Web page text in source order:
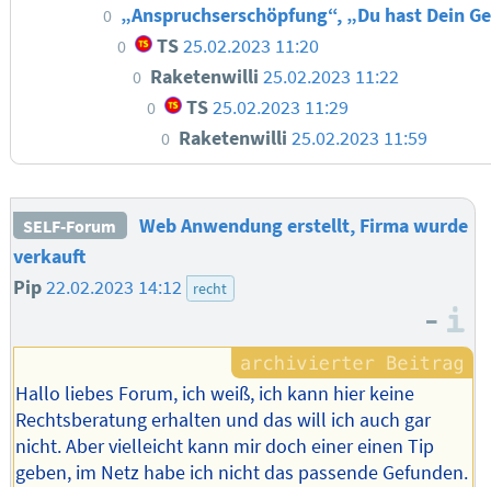
0 „Anspruchserschöpfung“, „Du hast Dein
0 TS25.02.2023 11:20
0 Raketenwilli 25.02.2023 11:22
0 TS 25.02.2023 11:29
0 Raketenwilli 25.02.2023 11:59
SELF-Forum
Web Anwendung erstellt, Firma wurde
verkauft
Pip22.02.2023 14:12 recht
–
Hallo liebes Forum, ich weiß, ich kann hier keine
Rechtsberatung erhalten und das will ich auch gar
nicht. Aber vielleicht kann mir doch einer einen Tip
geben, im Netz habe ich nicht das passende Gefunden.